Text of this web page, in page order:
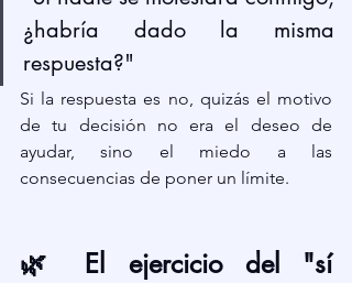
¿habría dado la misma
respuesta?"
Si la respuesta es no, quizás el motivo
de tu decisión no era el deseo de
ayudar, sino el miedo a las
consecuencias de poner un límite.
🌿 El ejercicio del "sí